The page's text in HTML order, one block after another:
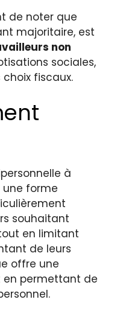
de noter que
majoritaire, est
non
sociales,
fiscaux.
à
une forme
souhaitant
en limitant
de leurs
offre une
en permettant de